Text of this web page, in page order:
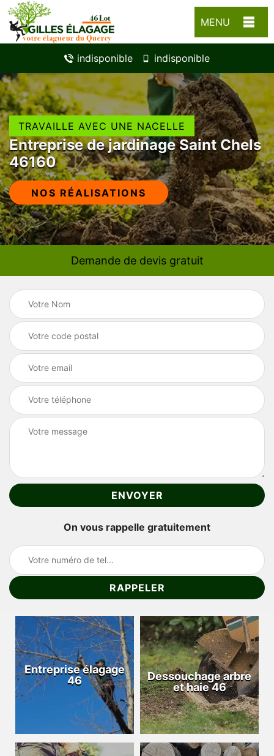
MENU
indisponible indisponible
TRAVAILLE AVEC UNE NACELLE
Entreprise de jardinage Saint Chels
46160
NOS RÉALISATIONS
Demande de devis gratuit
On vous rappelle gratuitement
Entreprise élagage
46
Dessouchage arbre
et haie 46